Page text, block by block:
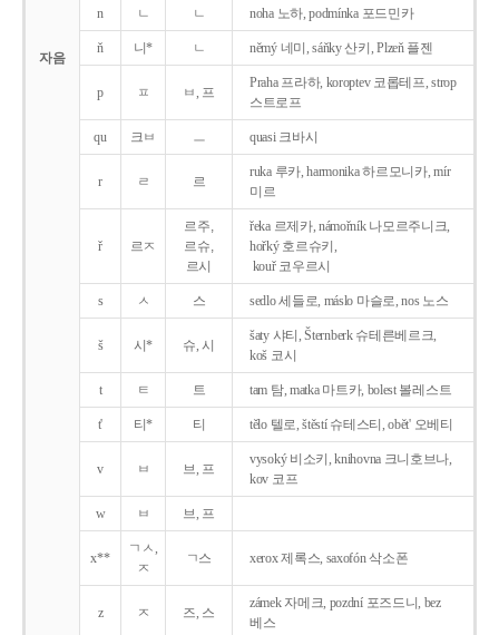
자음
n ㄴ ㄴ noha 노하, podmínka 포드민카
ň 니* ㄴ němý 네미, sáňky 산키, Plzeň 플젠
p ㅍ ㅂ, 프
Praha 프라하, koroptev 코롭테프, strop
스트로프
qu 크ㅂ ㅡ quasi 크바시
r ㄹ 르
ruka 루카, harmonika 하르모니카, mír
미르
ř 르ㅈ
르주,
르슈,
르시
řeka 르제카, námořník 나모르주니크,
hořký 호르슈키,
kouř 코우르시
s ㅅ 스 sedlo 세들로, máslo 마슬로, nos 노스
š 시* 슈, 시
šaty 샤티, Šternberk 슈테른베르크,
koš 코시
t ㅌ 트 tam 탐, matka 마트카, bolest 볼레스트
t' 티* 티 tělo 텔로, štěstí 슈테스티, obět' 오베티
v ㅂ 브, 프
vysoký 비소키, knihovna 크니호브나,
kov 코프
w ㅂ 브, 프
x**
ㄱㅅ,
ㅈ
ㄱ스 xerox 제록스, saxofón 삭소폰
z ㅈ 즈, 스
zámek 자메크, pozdní 포즈드니, bez
베스